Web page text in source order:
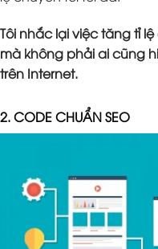
Tôi nhắc lại việc tăng tỉ
mà không phải ai cũng
trên Internet.
2. CODE CHUẨN SEO